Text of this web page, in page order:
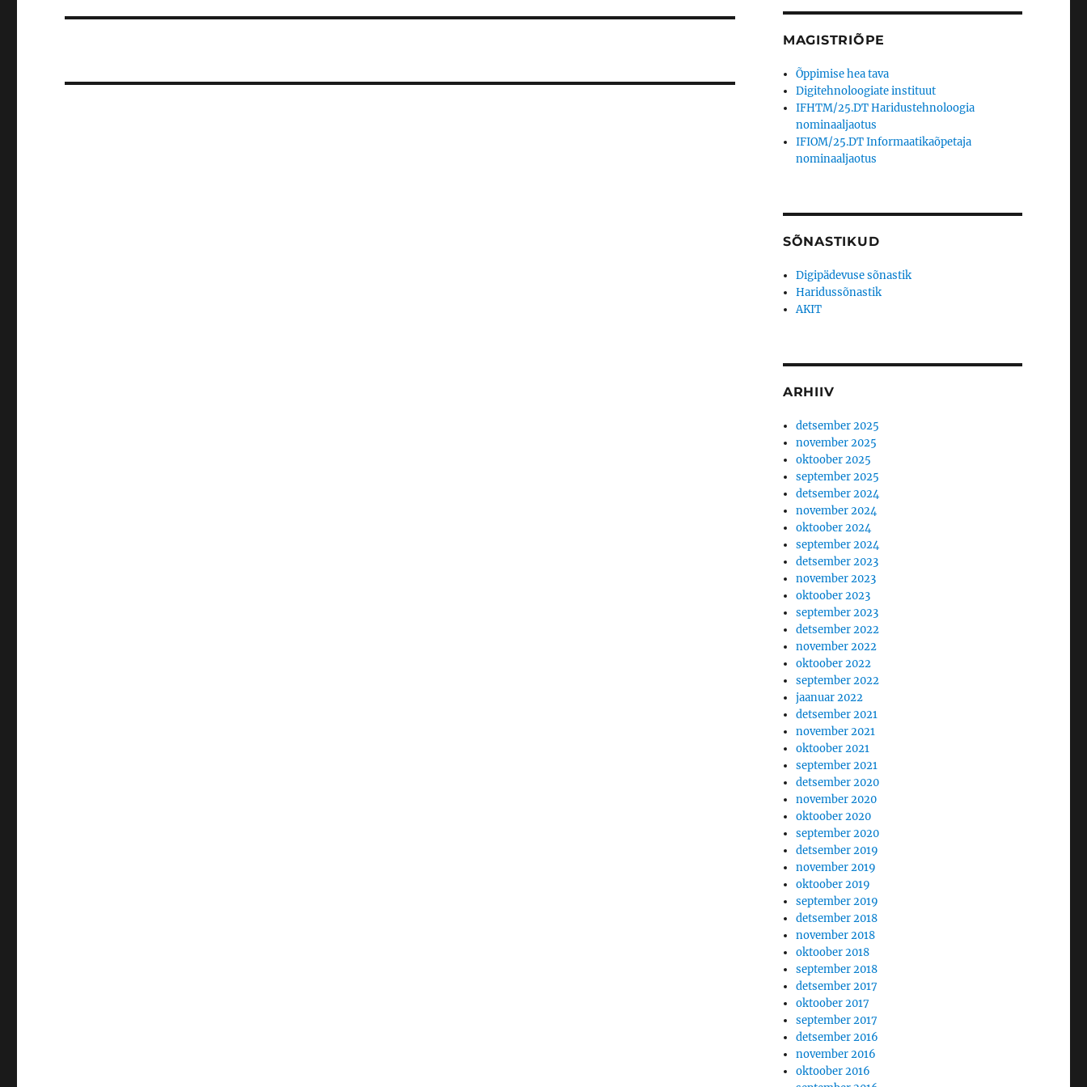
MAGISTRIÕPE
Õppimise hea tava
Digitehnoloogiate instituut
IFHTM/25.DT Haridustehnoloogia
nominaaljaotus
IFIOM/25.DT Informaatikaõpetaja
nominaaljaotus
SÕNASTIKUD
Digipädevuse sõnastik
Haridussõnastik
AKIT
ARHIIV
detsember 2025
november 2025
oktoober 2025
september 2025
detsember 2024
november 2024
oktoober 2024
september 2024
detsember 2023
november 2023
oktoober 2023
september 2023
detsember 2022
november 2022
oktoober 2022
september 2022
jaanuar 2022
detsember 2021
november 2021
oktoober 2021
september 2021
detsember 2020
november 2020
oktoober 2020
september 2020
detsember 2019
november 2019
oktoober 2019
september 2019
detsember 2018
november 2018
oktoober 2018
september 2018
detsember 2017
oktoober 2017
september 2017
detsember 2016
november 2016
oktoober 2016